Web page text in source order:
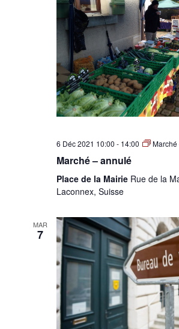
6 Déc 2021 10:00 - 14:00
Marché – annulé
Place de la Mairie Rue de la
Laconnex, Suisse
MAR
7